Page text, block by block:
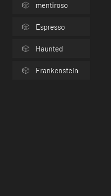
mentiroso
Espresso
Haunted
Frankenstein